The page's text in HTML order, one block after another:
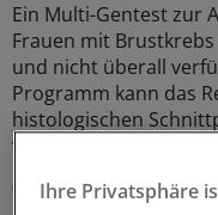
Ein Multi-Gentest zur
Frauen mit
und nicht überall
Programm kann das
histologischen
vorhersagen.
03.08.2026
Ihre Privatsphäre